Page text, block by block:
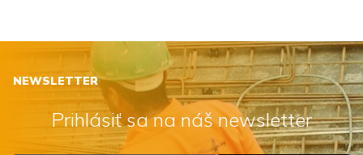
NEWSLETTER
Prihlásiť sa na náš newsletter